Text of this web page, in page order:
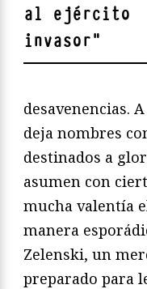
al ejército
invasor"
desavenencias.
deja nombres
destinados a
asumen con
mucha valentía
manera
Zelenski, un
preparado para